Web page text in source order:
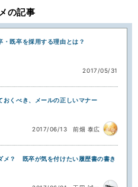
の記事
・既卒を採用する理由とは？
2017/05/31
おくべき、メールの正しいマナー
2017/06/13 前畑 泰広
メ？ 既卒が気を付けたい履歴書の書き